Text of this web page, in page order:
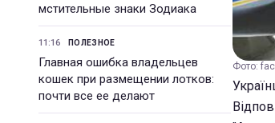
мстительные знаки Зодиака
11:16 ПОЛЕЗНОЕ
Главная ошибка владельцев
кошек при размещении лотков:
почти все ее делают
Фото: